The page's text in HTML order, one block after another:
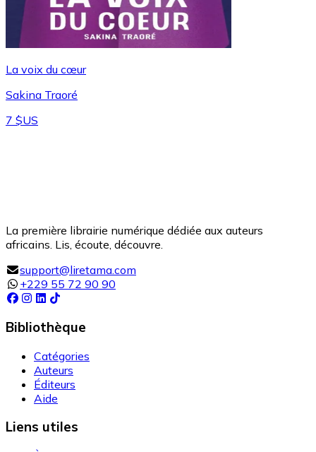
La voix du cœur
Sakina Traoré
7 $US
La première librairie numérique dédiée aux auteurs
africains. Lis, écoute, découvre.
support@liretama.com
+229 55 72 90 90
Bibliothèque
Catégories
Auteurs
Éditeurs
Aide
Liens utiles